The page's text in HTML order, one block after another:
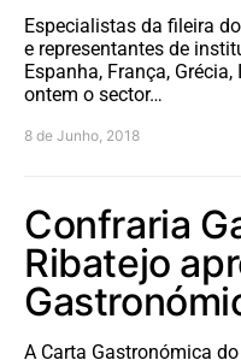
Especialistas da fileira
e representantes de
Espanha, França,
ontem o sector…
8 de Junho, 2018
Confraria
Ribatejo
A Carta Gastronómica